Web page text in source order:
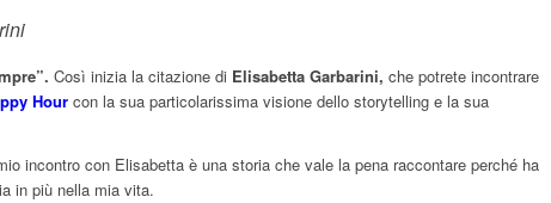
Così inizia la citazione di Elisabetta Garbarini, che potrete incontrare
Hour con la sua particolarissima visione dello storytelling e la sua
incontro con Elisabetta è una storia che vale la pena raccontare perché ha
in più nella mia vita.